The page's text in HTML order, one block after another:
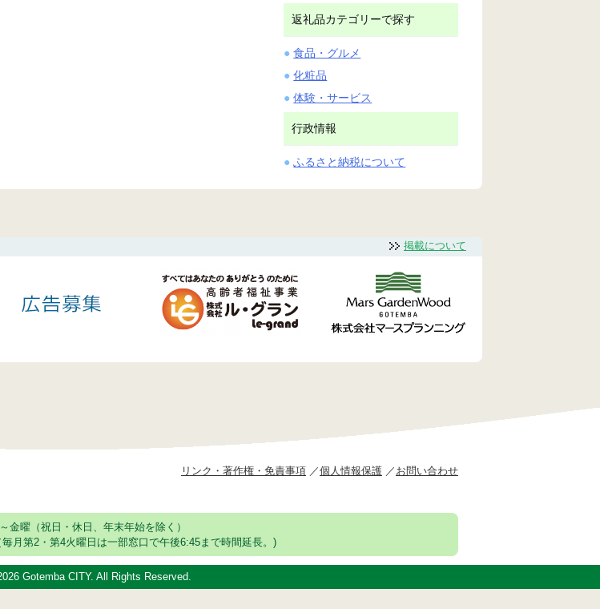
返礼品カテゴリーで探す
食品・グルメ
化粧品
体験・サービス
行政情報
ふるさと納税について
掲載について
リンク・著作権・免責事項 個人情報保護 お問い合わせ
金曜（祝日・休日、年末年始を除く）
毎月第2・第4火曜日は一部窓口で午後6:45まで時間延長。)
Gotemba CITY. All Rights Reserved.